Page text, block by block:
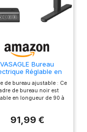
VASAGLE Bureau
Réglable en
Assis-Debout,
de Table, sans
de Table, avec 2
3 Hauteurs,
Acier, Noir d'encre
de bureau ajustable : Ce
de bureau noir est
en longueur de 90 à
longueur et de 50 à 80
91,99 €